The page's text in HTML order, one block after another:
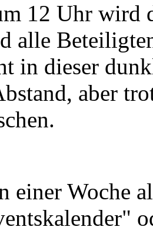
12 Uhr wird
alle
in dieser
aber
einer Woche